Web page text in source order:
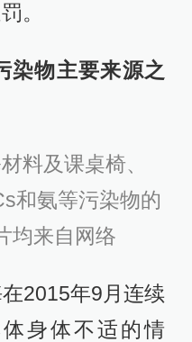
。
染物主要来源之
料及课桌椅、
和氨等污染物的
均来自网络
2015年9月连续
身体不适的情